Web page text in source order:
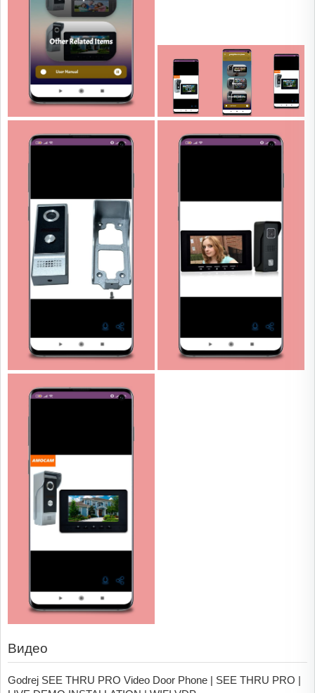
Видео
Godrej SEE THRU PRO Video Door Phone | SEE THRU PRO |